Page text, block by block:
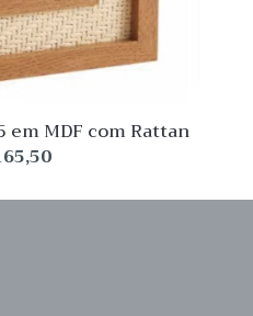
MDF com Rattan